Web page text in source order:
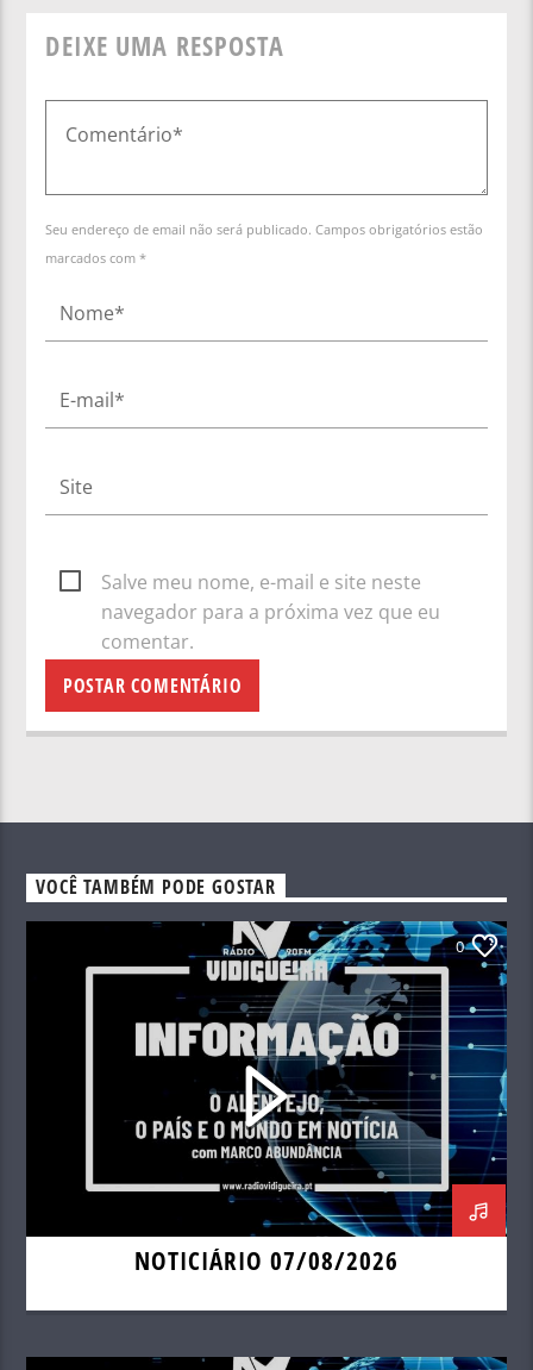
DEIXE UMA RESPOSTA
Seu endereço de email não será publicado. Campos obrigatórios estão
marcados com *
Salve meu nome, e-mail e site neste
navegador para a próxima vez que eu
comentar.
VOCÊ TAMBÉM PODE GOSTAR
0
NOTICIÁRIO 07/08/2026